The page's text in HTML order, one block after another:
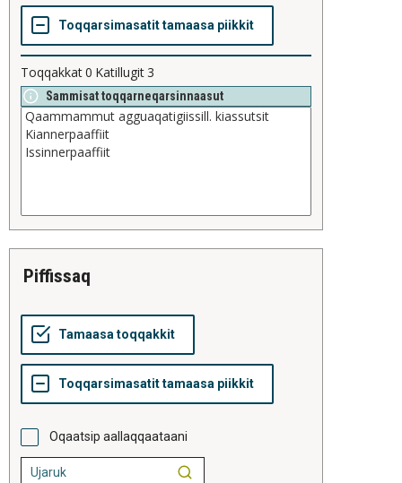
Toqqakkat0 Katillugit3
Sammisat toqqarneqarsinnaasut
piffissaq
Oqaatsip aallaqqaataani